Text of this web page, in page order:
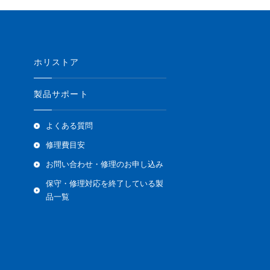
ホリストア
製品サポート
よくある質問
修理費目安
お問い合わせ・修理のお申し込み
保守・修理対応を終了している製
品一覧